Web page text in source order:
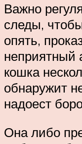
Важно
следы,
опять,
неприятный
кошка
обнаружит
надоест
Она либо